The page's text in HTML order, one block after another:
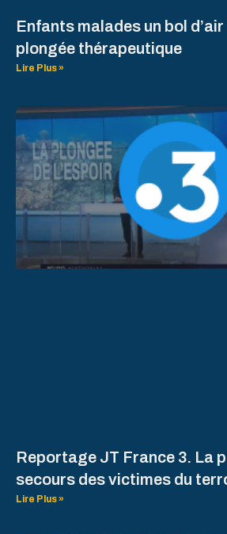
Enfants malades un bol
plongée thérapeutique
Lire Plus »
Reportage JT France 3. La
secours des victimes du
Lire Plus »